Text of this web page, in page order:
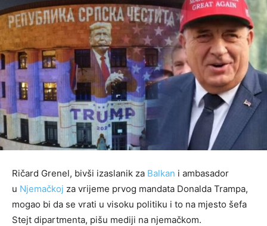
Ričard Grenel, bivši izaslanik za Balkan i ambasador
u Njemačkoj za vrijeme prvog mandata Donalda Trampa,
mogao bi da se vrati u visoku politiku i to na mjesto šefa
Stejt dipartmenta, pišu mediji na njemačkom.